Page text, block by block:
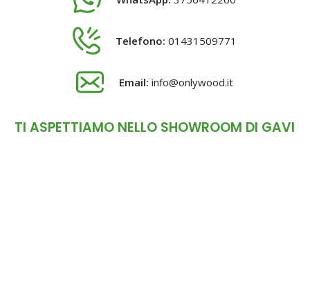
Telefono: 01431509771
Email: info@onlywood.it
TI ASPETTIAMO NELLO SHOWROOM DI GAVI